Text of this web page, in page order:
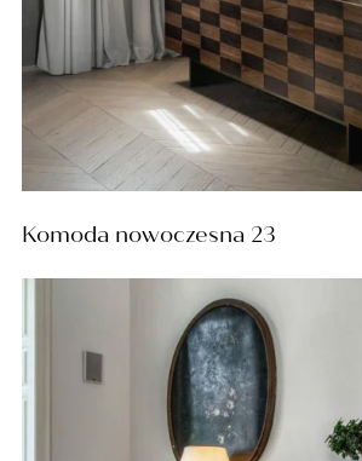
Komoda nowoczesna 23